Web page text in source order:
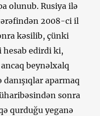
olunub. Rusiya ilə
2008-ci il
kəsilib, çünki
edirdi ki,
beynəlxalq
aparmaq
sonra
qurduğu yeganə